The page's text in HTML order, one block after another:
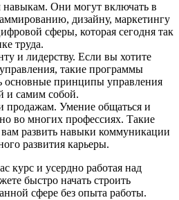
Они могут включать в
дизайну, маркетингу
сферы, которая сегодня так
труда.
и лидерству. Если вы хотите
такие программы
основные принципы управления
и самим собой.
Умение общаться и
во многих профессиях. Такие
развить навыки коммуникации
развития карьеры.
курс и усердно работая над
быстро начать строить
сфере без опыта работы.